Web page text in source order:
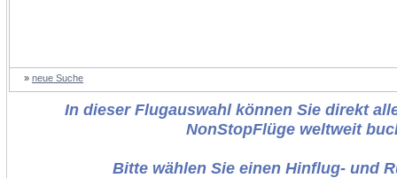
» neue Suche
In dieser Flugauswahl können Sie direkt
NonStopFlüge weltweit
Bitte wählen Sie einen Hinflug- und